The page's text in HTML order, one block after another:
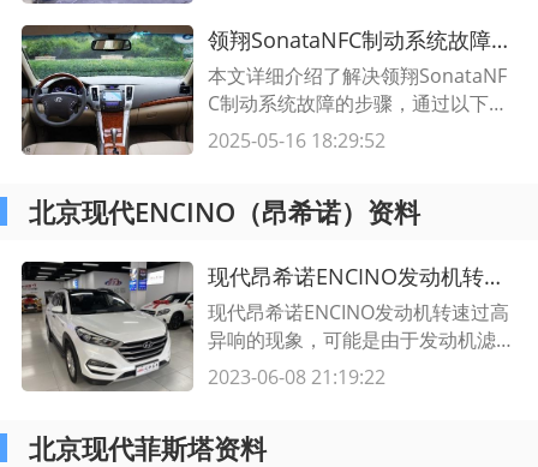
领翔SonataNFC制动系统故障解决步骤详解
本文详细介绍了解决领翔SonataNF
C制动系统故障的步骤，通过以下步
骤可以帮助您快速解决相关问题，确
2025-05-16 18:29:52
北京现代ENCINO（昂希诺）资料
现代昂希诺ENCINO发动机转速过高异响,发动机舱异响抽油尺不响了
现代昂希诺ENCINO发动机转速过高
异响的现象，可能是由于发动机滤清
器堵塞或燃油压力过高造成的。因
更换滤清器。其次，应检查燃油压
2023-06-08 21:19:22
北京现代菲斯塔资料